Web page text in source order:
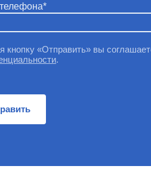
кнопку «Отправить» вы
.